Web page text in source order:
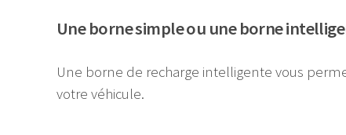
Une borne simple ou une borne
Une borne de recharge intelligente vous
votre véhicule.